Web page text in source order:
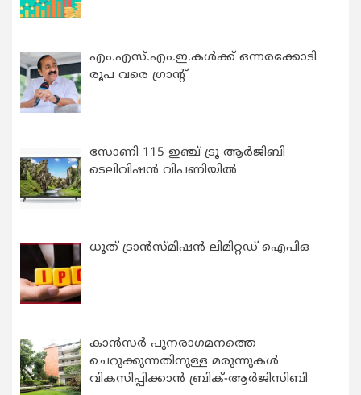
എം.എസ്.എം.ഇ.കൾക്ക് ഒന്നരക്കോടി
രൂപ വരെ ഗ്രാന്റ്
സോണി 115 ഇഞ്ച് ട്രൂ ആർജിബി
ടെലിവിഷൻ വിപണിയിൽ
ധൂത് ട്രാൻസ്മിഷൻ ലിമിറ്റഡ് ഐപിഒ
കാന്‍സര്‍ പുനരാഗമനത്തെ
ചെറുക്കുന്നതിനുള്ള മരുന്നുകള്‍
വികസിപ്പിക്കാന്‍ ബ്രിക്-ആര്‍ജിസിബി